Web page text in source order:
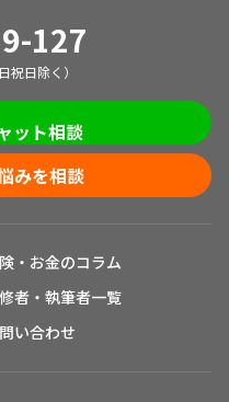
127
祝日除く）
ット相談
みを相談
・お金のコラム
者・執筆者一覧
い合わせ